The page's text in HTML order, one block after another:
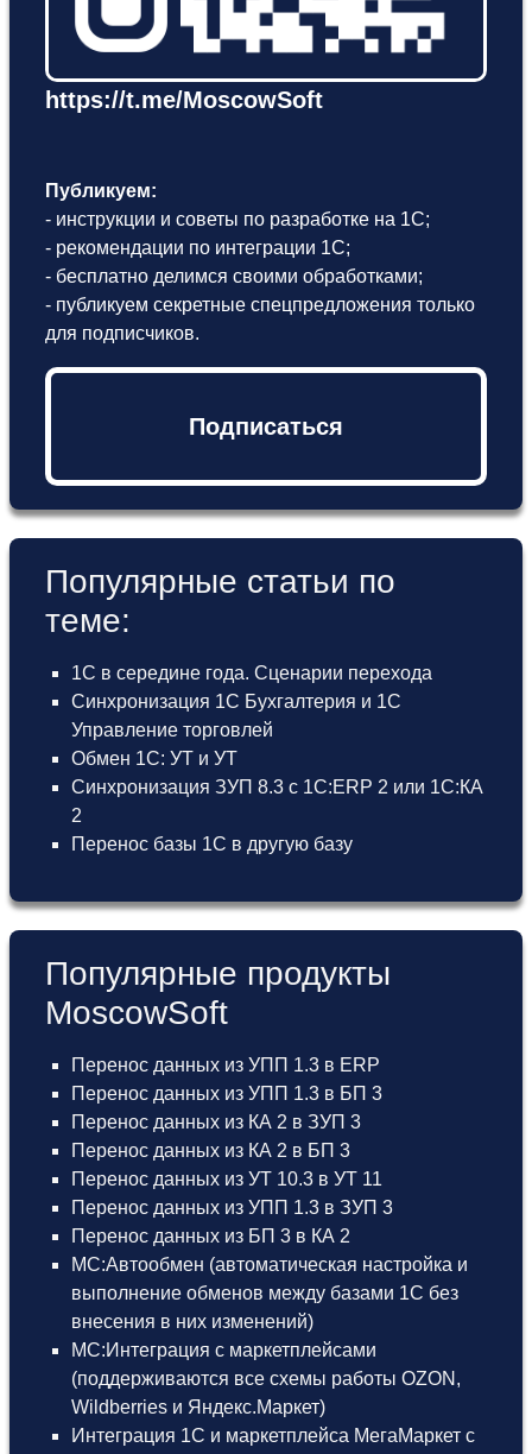
https://t.me/MoscowSoft
Публикуем:
- инструкции и советы по разработке на 1С;
- рекомендации по интеграции 1С;
- бесплатно делимся своими обработками;
- публикуем секретные спецпредложения только
для подписчиков.
Подписаться
Популярные статьи по
теме:
1С в середине года. Сценарии перехода
Синхронизация 1С Бухгалтерия и 1С
Управление торговлей
Обмен 1С: УТ и УТ
Синхронизация ЗУП 8.3 с 1С:ERP 2 или 1С:КА
2
Перенос базы 1С в другую базу
Популярные продукты
MoscowSoft
Перенос данных из УПП 1.3 в ERP
Перенос данных из УПП 1.3 в БП 3
Перенос данных из КА 2 в ЗУП 3
Перенос данных из КА 2 в БП 3
Перенос данных из УТ 10.3 в УТ 11
Перенос данных из УПП 1.3 в ЗУП 3
Перенос данных из БП 3 в КА 2
МС:Автообмен (автоматическая настройка и
выполнение обменов между базами 1С без
внесения в них изменений)
МС:Интеграция с маркетплейсами
(поддерживаются все схемы работы OZON,
Wildberries и Яндекс.Маркет)
Интеграция 1С и маркетплейса МегаМаркет с